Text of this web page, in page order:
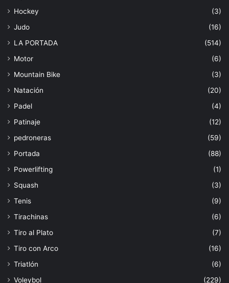
Hockey
(3)
Judo
(16)
LA PORTADA
(514)
Motor
(6)
Mountain Bike
(3)
Natación
(20)
Padel
(4)
Patinaje
(12)
pedroneras
(59)
Portada
(88)
Powerlifting
(1)
Squash
(3)
Tenis
(9)
Tirachinas
(6)
Tiro al Plato
(7)
Tiro con Arco
(16)
Triatlón
(6)
Voleybol
(229)